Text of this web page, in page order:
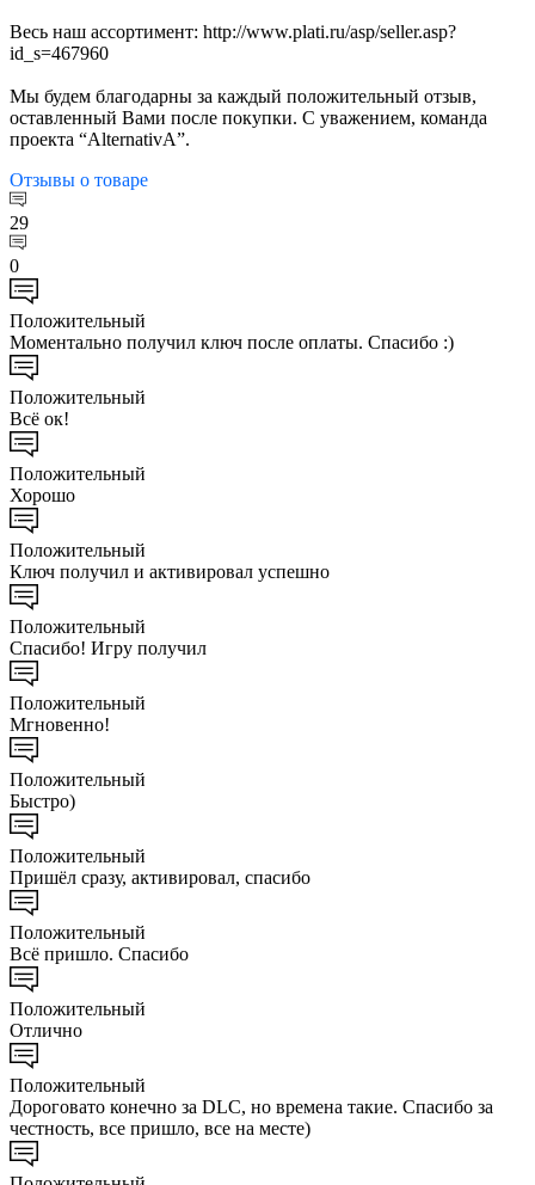
Весь наш ассортимент: http://www.plati.ru/asp/seller.asp?
id_s=467960
Мы будем благодарны за каждый положительный отзыв,
оставленный Вами после покупки. С уважением, команда
проекта “AlternativA”.
Отзывы о товаре
29
0
Положительный
Моментально получил ключ после оплаты. Спасибо :)
Положительный
Всё ок!
Положительный
Хорошо
Положительный
Ключ получил и активировал успешно
Положительный
Спасибо! Игру получил
Положительный
Мгновенно!
Положительный
Быстро)
Положительный
Пришёл сразу, активировал, спасибо
Положительный
Всё пришло. Спасибо
Положительный
Отлично
Положительный
Дороговато конечно за DLC, но времена такие. Спасибо за
честность, все пришло, все на месте)